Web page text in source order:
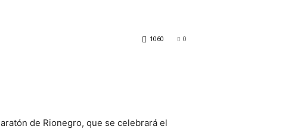
0
1060
de Rionegro, que se celebrará el